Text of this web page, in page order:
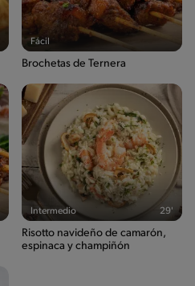
Fácil
Brochetas de Ternera
Intermedio 29'
Risotto navideño de camarón,
espinaca y champiñón